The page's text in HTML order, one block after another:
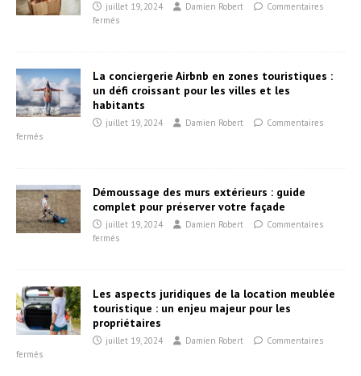
juillet 19, 2024 Damien Robert
Commentaires
fermés
La conciergerie Airbnb en zones touristiques :
un défi croissant pour les villes et les
habitants
juillet 19, 2024 Damien Robert
Commentaires
fermés
Démoussage des murs extérieurs : guide
complet pour préserver votre façade
juillet 19, 2024 Damien Robert
Commentaires
fermés
Les aspects juridiques de la location meublée
touristique : un enjeu majeur pour les
propriétaires
juillet 19, 2024 Damien Robert
Commentaires
fermés